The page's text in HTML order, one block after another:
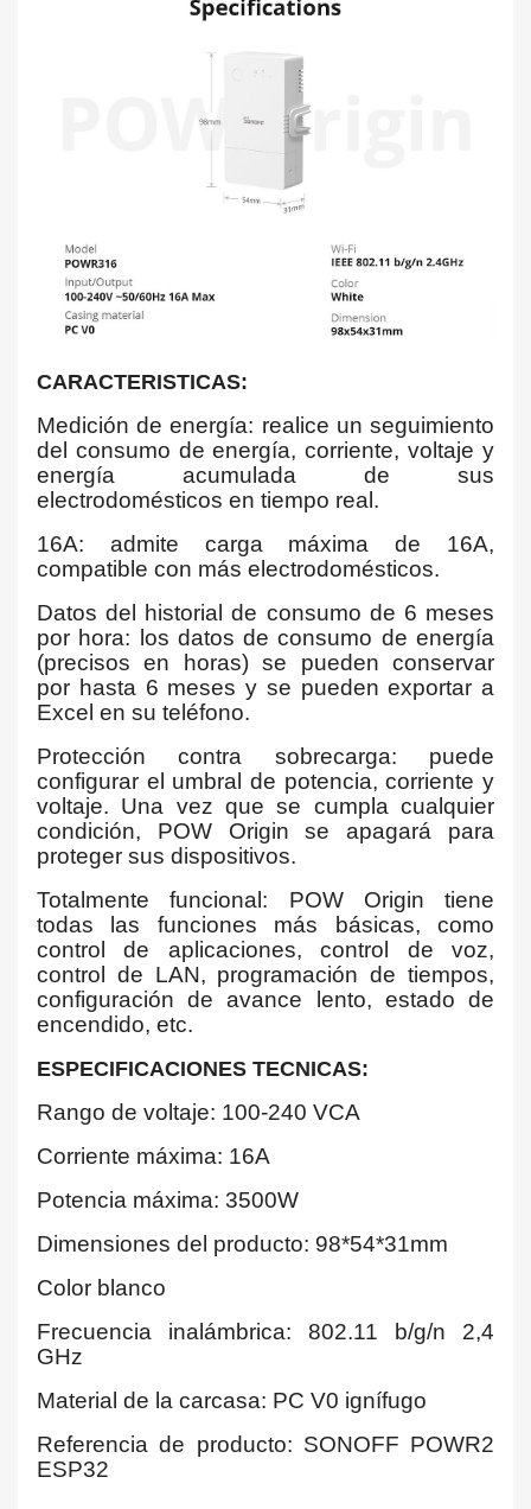
CARACTERISTICAS:
Medición de energía: realice un seguimiento
del consumo de energía, corriente, voltaje y
energía acumulada de sus
electrodomésticos en tiempo real.
16A: admite carga máxima de 16A,
compatible con más electrodomésticos.
Datos del historial de consumo de 6 meses
por hora: los datos de consumo de energía
(precisos en horas) se pueden conservar
por hasta 6 meses y se pueden exportar a
Excel en su teléfono.
Protección contra sobrecarga: puede
configurar el umbral de potencia, corriente y
voltaje. Una vez que se cumpla cualquier
condición, POW Origin se apagará para
proteger sus dispositivos.
Totalmente funcional: POW Origin tiene
todas las funciones más básicas, como
control de aplicaciones, control de voz,
control de LAN, programación de tiempos,
configuración de avance lento, estado de
encendido, etc.
ESPECIFICACIONES TECNICAS:
Rango de voltaje: 100-240 VCA
Corriente máxima: 16A
Potencia máxima: 3500W
Dimensiones del producto: 98*54*31mm
Color blanco
Frecuencia inalámbrica: 802.11 b/g/n 2,4
GHz
Material de la carcasa: PC V0 ignífugo
Referencia de producto: SONOFF POWR2
ESP32